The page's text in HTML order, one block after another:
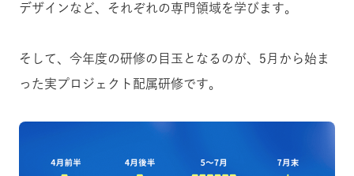
デザインなど、それぞれの専門領域を学びます。
そして、今年度の研修の目玉となるのが、5月から始ま
った実プロジェクト配属研修です。